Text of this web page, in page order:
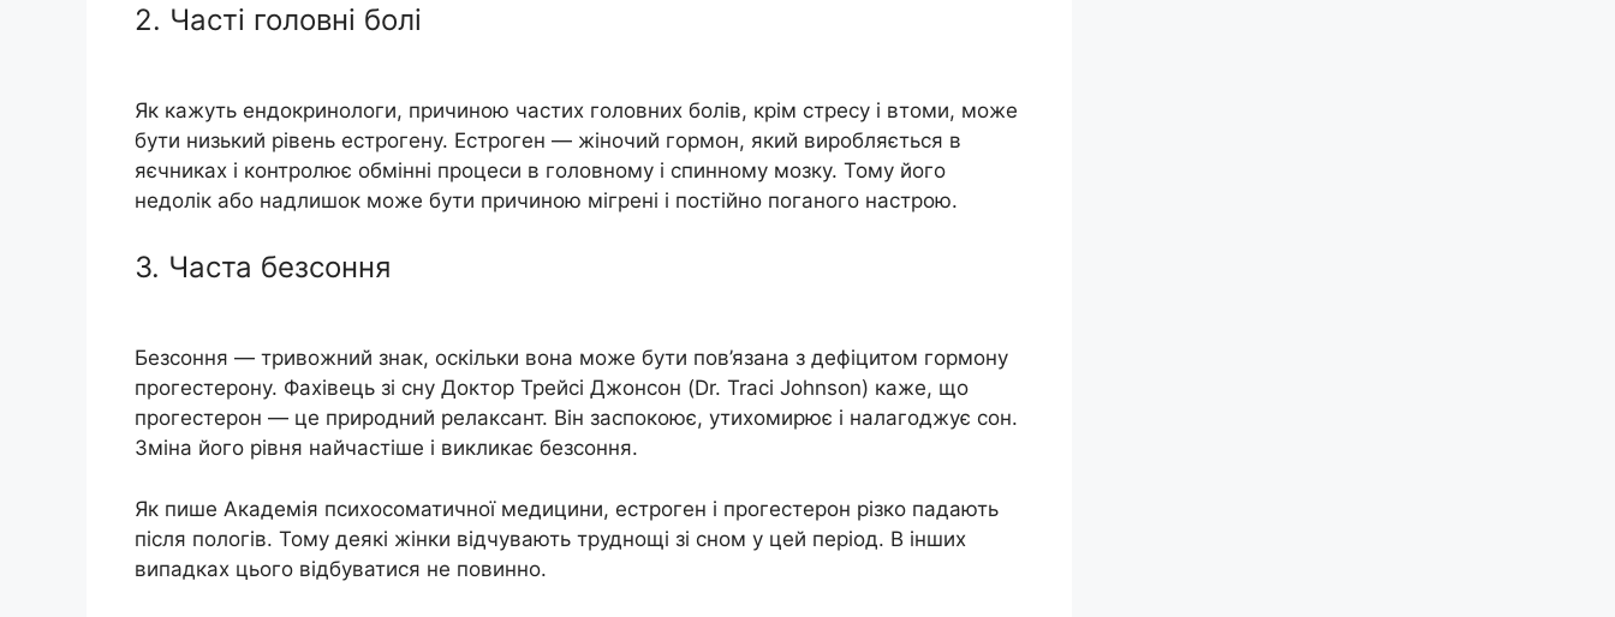
2. Часті головні болі
Як кажуть ендокринологи, причиною частих головних болів, крім стресу і втоми, може
бути низький рівень естрогену. Естроген — жіночий гормон, який виробляється в
яєчниках і контролює обмінні процеси в головному і спинному мозку. Тому його
недолік або надлишок може бути причиною мігрені і постійно поганого настрою.
3. Часта безсоння
Безсоння — тривожний знак, оскільки вона може бути пов’язана з дефіцитом гормону
прогестерону. Фахівець зі сну Доктор Трейсі Джонсон (Dr. Traci Johnson) каже, що
прогестерон — це природний релаксант. Він заспокоює, утихомирює і налагоджує сон.
Зміна його рівня найчастіше і викликає безсоння.
Як пише Академія психосоматичної медицини, естроген і прогестерон різко падають
після пологів. Тому деякі жінки відчувають труднощі зі сном у цей період. В інших
випадках цього відбуватися не повинно.